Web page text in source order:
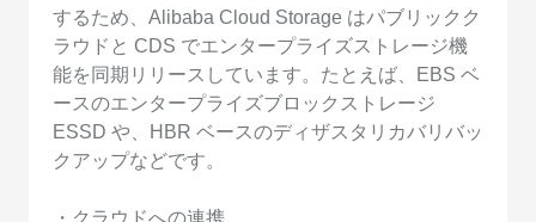
するため、Alibaba Cloud Storage はパブリックク
ラウドと CDS でエンタープライズストレージ機
能を同期リリースしています。たとえば、EBS ベ
ースのエンタープライズブロックストレージ
ESSD や、HBR ベースのディザスタリカバリバッ
クアップなどです。
・クラウドへの連携